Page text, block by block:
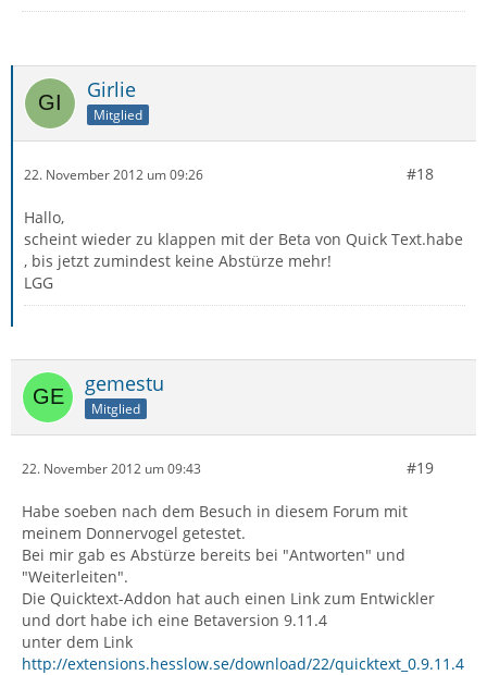
Girlie
Mitglied
22. November 2012 um 09:26 #18
Hallo,
scheint wieder zu klappen mit der Beta von Quick Text.habe
, bis jetzt zumindest keine Abstürze mehr!
LGG
gemestu
Mitglied
22. November 2012 um 09:43 #19
Habe soeben nach dem Besuch in diesem Forum mit
meinem Donnervogel getestet.
Bei mir gab es Abstürze bereits bei "Antworten" und
"Weiterleiten".
Die Quicktext-Addon hat auch einen Link zum Entwickler
und dort habe ich eine Betaversion 9.11.4
unter dem Link
http://extensions.hesslow.se/download/22/quicktext_0.9.11.4